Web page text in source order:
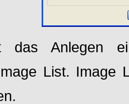
das Anlegen
List. Image